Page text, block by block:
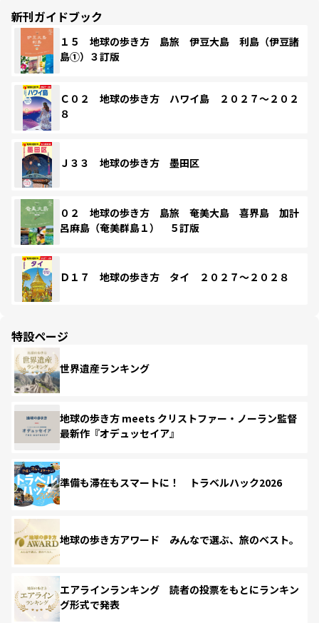
新刊ガイドブック
１５ 地球の歩き方 島旅 伊豆大島 利島（伊豆諸
島①）３訂版
Ｃ０２ 地球の歩き方 ハワイ島 ２０２７～２０２
８
Ｊ３３ 地球の歩き方 墨田区
０２ 地球の歩き方 島旅 奄美大島 喜界島 加計
呂麻島（奄美群島１） ５訂版
Ｄ１７ 地球の歩き方 タイ ２０２７～２０２８
特設ページ
世界遺産ランキング
地球の歩き方 meets クリストファー・ノーラン監督
最新作『オデュッセイア』
準備も滞在もスマートに！ トラベルハック2026
地球の歩き方アワード みんなで選ぶ、旅のベスト。
エアラインランキング 読者の投票をもとにランキン
グ形式で発表